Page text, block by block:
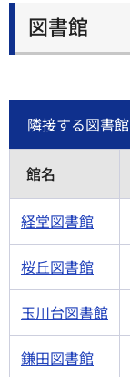
図書館
隣接する図書館
館名
経堂図書館
桜丘図書館
玉川台図書館
鎌田図書館